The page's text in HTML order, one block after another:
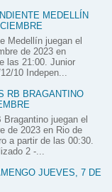
MEDELLÍN
Medellín juegan el
de 2023 en
las 21:00. Junior
10 Indepen...
RB BRAGANTINO
juegan el
de 2023 en Rio de
a partir de las 00:30.
2 -...
JUEVES, 7 DE